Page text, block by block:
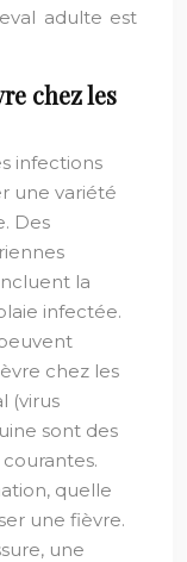
adulte est
chez les
infections
une variété
Des
la
infectée.
chez les
(virus
sont des
quelle
une fièvre.
une